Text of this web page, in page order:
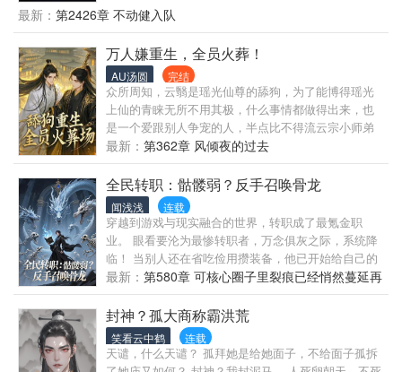
喝喝咖啡，透漏点怪兽的弱点，就能坐享胜利的果
实。 想出动了，便成为可靠的队友，并在关键时刻变
身成神秘的巨人赢得万众瞩目。 直到有一天，奥特之
父对顾沉说：“顾沉，不如来奥特警备队当个顾问吧，
待遇等同奥特兄弟，如何？”
最新： 第2426章 不动健入队
万人嫌重生，全员火葬！
AU汤圆 完结
众所周知，云翳是瑶光仙尊的舔狗，为了能博得瑶光
上仙的青睐无所不用其极，什么事情都做得出来，也
是一个爱跟别人争宠的人，半点比不得流云宗小师弟
的一根指头 所有人都说他因为早年救了仙尊一命，于
是挟恩要挟仙尊娶他为道侣，而仙尊一心心悦自己的
小徒弟，他才是棒打鸳鸯的那一个 云翳背了一声骂
名，就算是被自己救下来之人一箭穿心不得好死也是
背着骂名入土的，死后尸体无人收，任人践踏 殊不知
云翳做这一切皆非自己的本意，他也不想毫无尊严的
舔一个人，好在上天给了他一次从来的机会，云翳感
受着自己鲜活的生命以及没有被系统寄生的躯体，欣
喜若狂，马不停蹄的收拾包袱赶紧跑了 他本以为所有
人都为他的识时务感到开心，却不料他刚一走，后面
所有之前对他不好的人全都疯了
最新： 第362章 风倾夜的过去
全民转职：骷髅弱？反手召唤骨龙
闻浅浅 连载
穿越到游戏与现实融合的世界，转职成了最氪金职
业。 眼看要沦为最惨转职者，万念俱灰之际，系统降
临！ 当别人还在省吃俭用攒装备，他已开始给自己的
军团批发神装。 只因此刻的他拥有了钞能力！ 在一片
惊呼声中，他淡淡一笑：没有废柴职业，只有废柴玩
家！
最新： 第580章 可核心圈子里裂痕已经悄然蔓延再
难拧成一股绳
封神？孤大商称霸洪荒
笑看云中鹤 连载
天谴，什么天谴？ 孤拜她是给她面子，不给面子孤拆